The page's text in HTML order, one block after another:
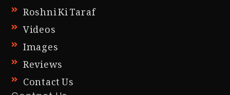
Roshni Ki Taraf
Videos
Images
Reviews
Contact Us